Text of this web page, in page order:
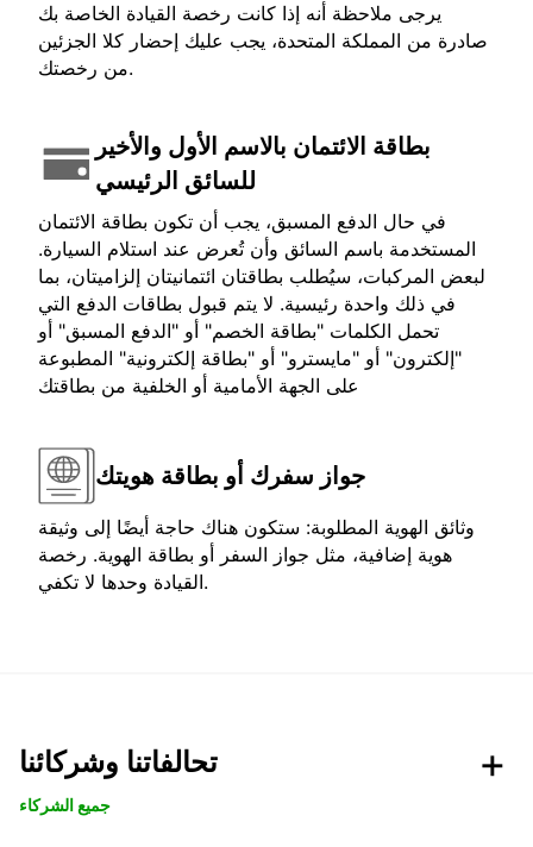
يرجى ملاحظة أنه إذا كانت رخصة القيادة الخاصة بك
صادرة من المملكة المتحدة، يجب عليك إحضار كلا الجزئين
من رخصتك.
بطاقة الائتمان بالاسم الأول والأخير
للسائق الرئيسي
في حال الدفع المسبق، يجب أن تكون بطاقة الائتمان
المستخدمة باسم السائق وأن تُعرض عند استلام السيارة.
لبعض المركبات، سيُطلب بطاقتان ائتمانيتان إلزاميتان، بما
في ذلك واحدة رئيسية. لا يتم قبول بطاقات الدفع التي
تحمل الكلمات "بطاقة الخصم" أو "الدفع المسبق" أو
"إلكترون" أو "مايسترو" أو "بطاقة إلكترونية" المطبوعة
على الجهة الأمامية أو الخلفية من بطاقتك
جواز سفرك أو بطاقة هويتك
وثائق الهوية المطلوبة: ستكون هناك حاجة أيضًا إلى وثيقة
هوية إضافية، مثل جواز السفر أو بطاقة الهوية. رخصة
القيادة وحدها لا تكفي.
تحالفاتنا وشركائنا
جميع الشركاء